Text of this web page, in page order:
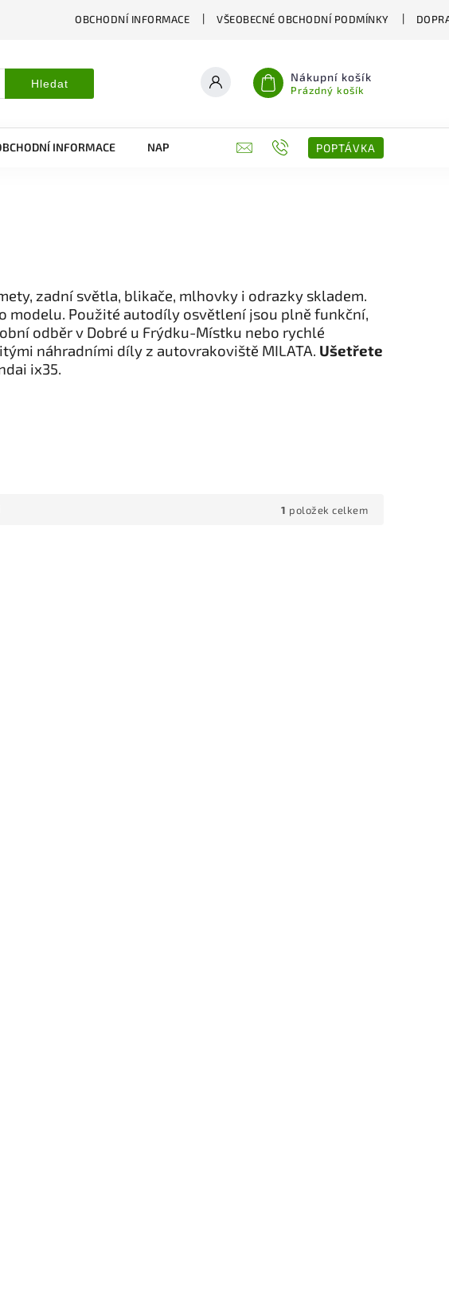
OBCHODNÍ INFORMACE VŠEOBECNÉ OBCHODNÍ PODMÍNKY
Hledat Nákupní košík
Prázdný košík
INFORMACE NAPIŠTE NÁM KONTAKTY POPTÁVKA
zadní světla, blikače, mlhovky i odrazky skladem.
modelu. Použité autodíly osvětlení jsou plně funkční,
odběr v Dobré u Frýdku-Místku nebo rychlé
náhradními díly z autovrakoviště MILATA. Ušetřete
ix35.
1 položek celkem